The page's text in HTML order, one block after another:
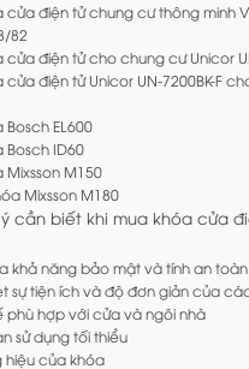
cửa điện tử chung cư thông minh
82
cửa điện tử cho chung cư Unicor
cửa điện tử Unicor UN-7200BK-F
Bosch EL600
Bosch ID60
Mixsson M150
Mixsson M180
ý cần biết khi mua khóa cửa
khả năng bảo mật và tính an toàn
sự tiện ích và độ đơn giản của
phù hợp với cửa và ngôi nhà
sử dụng tối thiểu
hiệu của khóa